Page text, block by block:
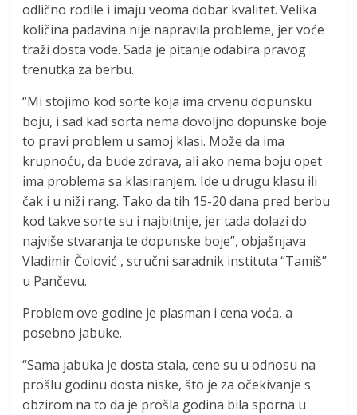
odlično rodile i imaju veoma dobar kvalitet. Velika
količina padavina nije napravila probleme, jer voće
traži dosta vode. Sada je pitanje odabira pravog
trenutka za berbu.
“Mi stojimo kod sorte koja ima crvenu dopunsku
boju, i sad kad sorta nema dovoljno dopunske boje
to pravi problem u samoj klasi. Može da ima
krupnoću, da bude zdrava, ali ako nema boju opet
ima problema sa klasiranjem. Ide u drugu klasu ili
čak i u niži rang. Tako da tih 15-20 dana pred berbu
kod takve sorte su i najbitnije, jer tada dolazi do
najviše stvaranja te dopunske boje”, objašnjava
Vladimir Čolović , stručni saradnik instituta “Tamiš”
u Pančevu.
Problem ove godine je plasman i cena voća, a
posebno jabuke.
“Sama jabuka je dosta stala, cene su u odnosu na
prošlu godinu dosta niske, što je za očekivanje s
obzirom na to da je prošla godina bila sporna u